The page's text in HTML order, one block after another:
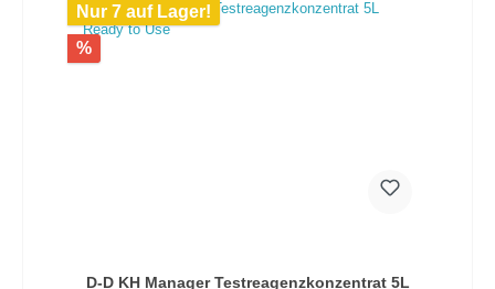
Nur 7 auf Lager!
%
D-D KH Manager Testreagenzkonzentrat 5L